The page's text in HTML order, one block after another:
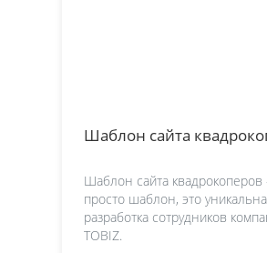
Шаблон сайта
Шаблон сайта
просто шаблон, это
разработка сотрудников
TOBIZ.